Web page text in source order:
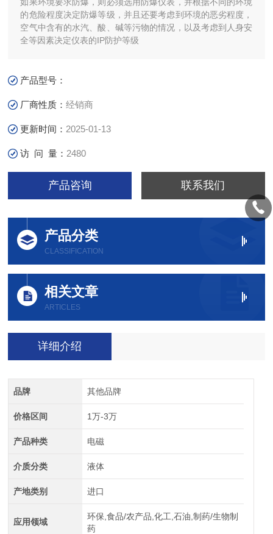
的危险程度决定防爆等级，并且还要考虑到环境的恶劣程度，
空气中含有的水汽、酸、碱等污物的情况，以及考虑到人身安
全等因素决定仪表的IP防护等级
产品型号：
厂商性质：经销商
更新时间： 2025-01-13
访 问 量： 2480
产品咨询 联系我们
产品分类
CLASSIFICATION
相关文章
ARTICLES
详细介绍
品牌 其他品牌
价格区间 1万-3万
产品种类 电磁
介质分类 液体
产地类别 进口
应用领域
环保,食品/农产品,化工,石油,制药/生物制
药